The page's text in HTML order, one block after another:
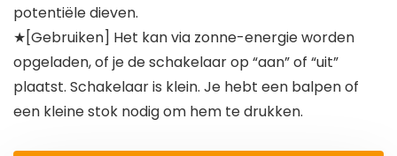
potentiële dieven.
★[Gebruiken] Het kan via zonne-energie worden
opgeladen, of je de schakelaar op “aan” of “uit”
plaatst. Schakelaar is klein. Je hebt een balpen of
een kleine stok nodig om hem te drukken.